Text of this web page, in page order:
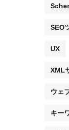
SEO
UX
XML
ウェ
キー